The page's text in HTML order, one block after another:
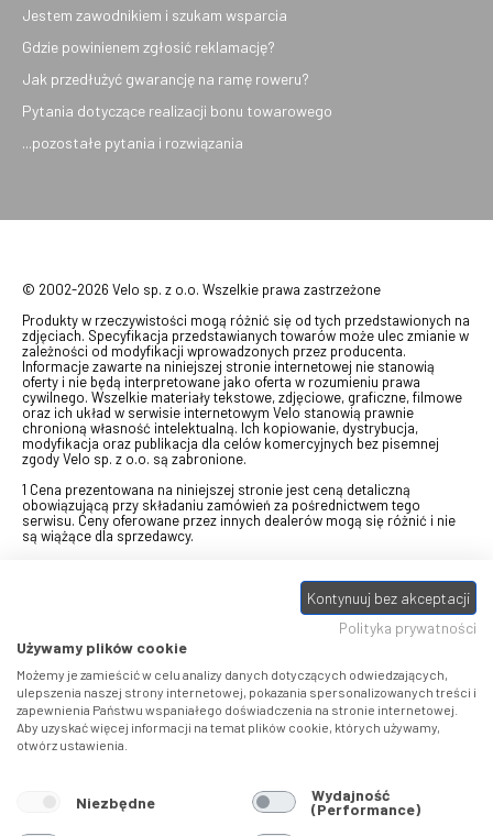
Jestem zawodnikiem i szukam wsparcia
Gdzie powinienem zgłosić reklamację?
Jak przedłużyć gwarancję na ramę roweru?
Pytania dotyczące realizacji bonu towarowego
...pozostałe pytania i rozwiązania
© 2002-2026 Velo sp. z o.o. Wszelkie prawa zastrzeżone
Produkty w rzeczywistości mogą różnić się od tych przedstawionych na
zdjęciach. Specyfikacja przedstawianych towarów może ulec zmianie w
zależności od modyfikacji wprowadzonych przez producenta.
Informacje zawarte na niniejszej stronie internetowej nie stanowią
oferty i nie będą interpretowane jako oferta w rozumieniu prawa
cywilnego. Wszelkie materiały tekstowe, zdjęciowe, graficzne, filmowe
oraz ich układ w serwisie internetowym Velo stanowią prawnie
chronioną własność intelektualną. Ich kopiowanie, dystrybucja,
modyfikacja oraz publikacja dla celów komercyjnych bez pisemnej
zgody Velo sp. z o.o. są zabronione.
1 Cena prezentowana na niniejszej stronie jest ceną detaliczną
obowiązującą przy składaniu zamówień za pośrednictwem tego
serwisu. Ceny oferowane przez innych dealerów mogą się różnić i nie
są wiążące dla sprzedawcy.
swój bon" na towary z oferty VELO, aktualnie dostępnej na stronie
, w ramach sprzedaży premiowej. Dowiedz się jak
stronie promocji. Prezentowana wartość
eBonu uwzględnia fakt wyrażenia - w procesie rejestracji w Panelu
klienta- zgody na otrzymywanie drogą mailową informacji handlowo-
marketingowe, np. newsletter rowerowy. W przypadku braku zgody
wartość eBonu zostanie obniżona o 10 zł.
Pamiętaj, że eBony za produkty SIDI dotyczą zakupów w sklepach
SIDI Center, produkty Castelli zakupów w placówkach tworzących
Castelli Center.
Kontynuuj bez akceptacji
Polityka prywatności
Używamy plików cookie
Możemy je zamieścić w celu analizy danych dotyczących odwiedzających,
ulepszenia naszej strony internetowej, pokazania spersonalizowanych treści i
zapewnienia Państwu wspaniałego doświadczenia na stronie internetowej.
Aby uzyskać więcej informacji na temat plików cookie, których używamy,
otwórz ustawienia.
Niezbędne Wydajność
(Performance)